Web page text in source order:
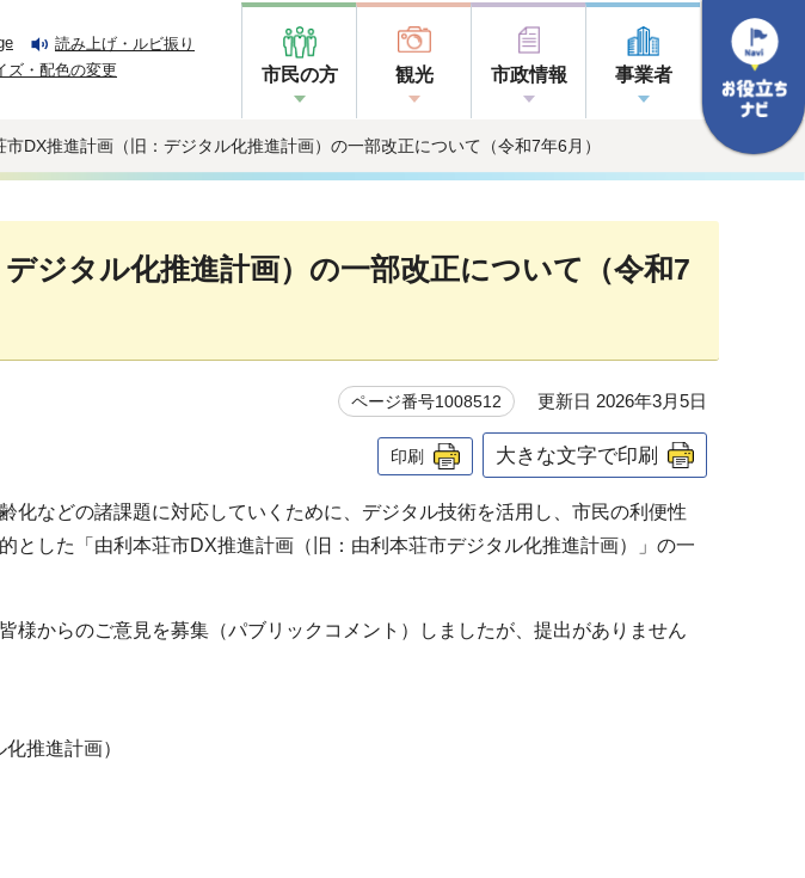
読み上げ・ルビ振り
ズ・配色の変更
市民の方 観光 市政情報 事業者
市DX推進計画（旧：デジタル化推進計画）の一部改正について（令和7年6月）
ジタル化推進計画）の一部改正について（令和7
ページ番号1008512 更新日 2026年3月5日
印刷 大きな文字で印刷
化などの諸課題に対応していくために、デジタル技術を活用し、市民の利便性
とした「由利本荘市DX推進計画（旧：由利本荘市デジタル化推進計画）」の一
様からのご意見を募集（パブリックコメント）しましたが、提出がありません
推進計画）